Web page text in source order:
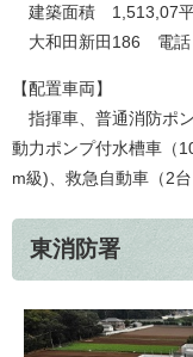
建築面積 1,513,07平
大和田新田186 電話
【配置車両】
指揮車、普通消防ポ
動力ポンプ付水槽車（
m級)、救急自動車（2
東消防署